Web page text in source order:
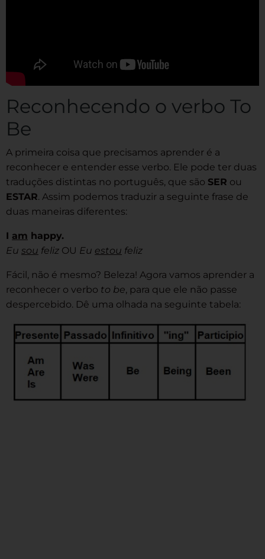
Reconhecendo o verbo To
Be
A primeira coisa que precisamos aprender é a
reconhecer e entender esse verbo. Ele pode ter duas
traduções distintas no português, que são SER ou
ESTAR. Assim podemos traduzir a seguinte frase de
duas maneiras diferentes:
I am happy.
Eu sou feliz OU Eu estou feliz
Fácil, não é mesmo? Beleza! Agora vamos aprender a
reconhecer o verbo to be, para que ele não passe
despercebido. Dê uma olhada na seguinte tabela: